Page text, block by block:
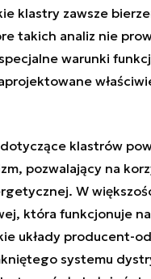
klastry zawsze
takich analiz nie
warunki
klastrów
pozwalający na
W
która funkcjonuje
układy producent-
systemu